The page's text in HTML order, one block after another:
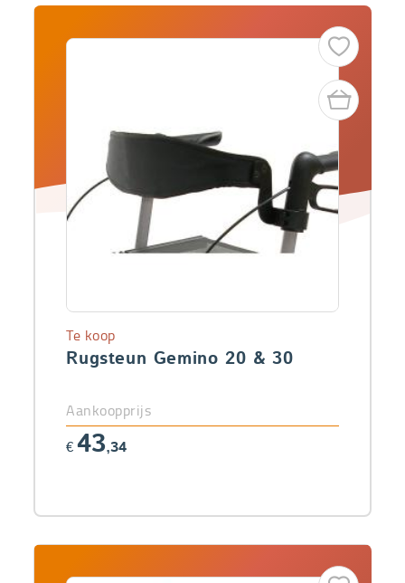
Rugsteun Gemino 20 & 30
Te koop
Aankoopprijs
€ 43,34